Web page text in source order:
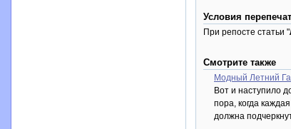
Условия
При репосте статьи "
Смотрите также
Модный Летний
Вот и наступило
пора, когда
должна